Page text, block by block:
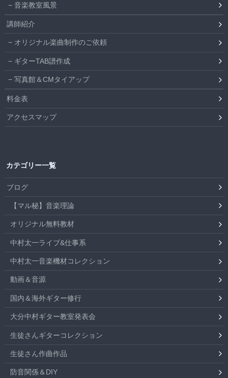
音楽教室風景
講師紹介
オリジナル楽曲制作のご依頼
ギターTAB譜作成
写真館＆CMタイアップ
料金表
アクセスマップ
カテゴリー一覧
ブログ
【マル秘】音楽理論
オリジナル無料教材
中村太一ライブ&仕事系
中村太一音楽機材コレクション
動画＆音源
国内＆海外ギター修行
大分中村ギター教室発表会
生徒さんギターコレクション
生徒さん作曲作品
防音関係＆DIY